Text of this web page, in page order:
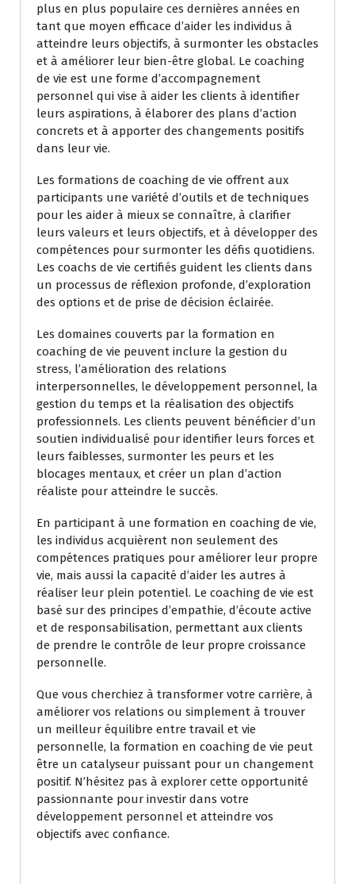
plus en plus populaire ces dernières années en
tant que moyen efficace d’aider les individus à
atteindre leurs objectifs, à surmonter les obstacles
et à améliorer leur bien-être global. Le coaching
de vie est une forme d’accompagnement
personnel qui vise à aider les clients à identifier
leurs aspirations, à élaborer des plans d’action
concrets et à apporter des changements positifs
dans leur vie.
Les formations de coaching de vie offrent aux
participants une variété d’outils et de techniques
pour les aider à mieux se connaître, à clarifier
leurs valeurs et leurs objectifs, et à développer des
compétences pour surmonter les défis quotidiens.
Les coachs de vie certifiés guident les clients dans
un processus de réflexion profonde, d’exploration
des options et de prise de décision éclairée.
Les domaines couverts par la formation en
coaching de vie peuvent inclure la gestion du
stress, l’amélioration des relations
interpersonnelles, le développement personnel, la
gestion du temps et la réalisation des objectifs
professionnels. Les clients peuvent bénéficier d’un
soutien individualisé pour identifier leurs forces et
leurs faiblesses, surmonter les peurs et les
blocages mentaux, et créer un plan d’action
réaliste pour atteindre le succès.
En participant à une formation en coaching de vie,
les individus acquièrent non seulement des
compétences pratiques pour améliorer leur propre
vie, mais aussi la capacité d’aider les autres à
réaliser leur plein potentiel. Le coaching de vie est
basé sur des principes d’empathie, d’écoute active
et de responsabilisation, permettant aux clients
de prendre le contrôle de leur propre croissance
personnelle.
Que vous cherchiez à transformer votre carrière, à
améliorer vos relations ou simplement à trouver
un meilleur équilibre entre travail et vie
personnelle, la formation en coaching de vie peut
être un catalyseur puissant pour un changement
positif. N’hésitez pas à explorer cette opportunité
passionnante pour investir dans votre
développement personnel et atteindre vos
objectifs avec confiance.